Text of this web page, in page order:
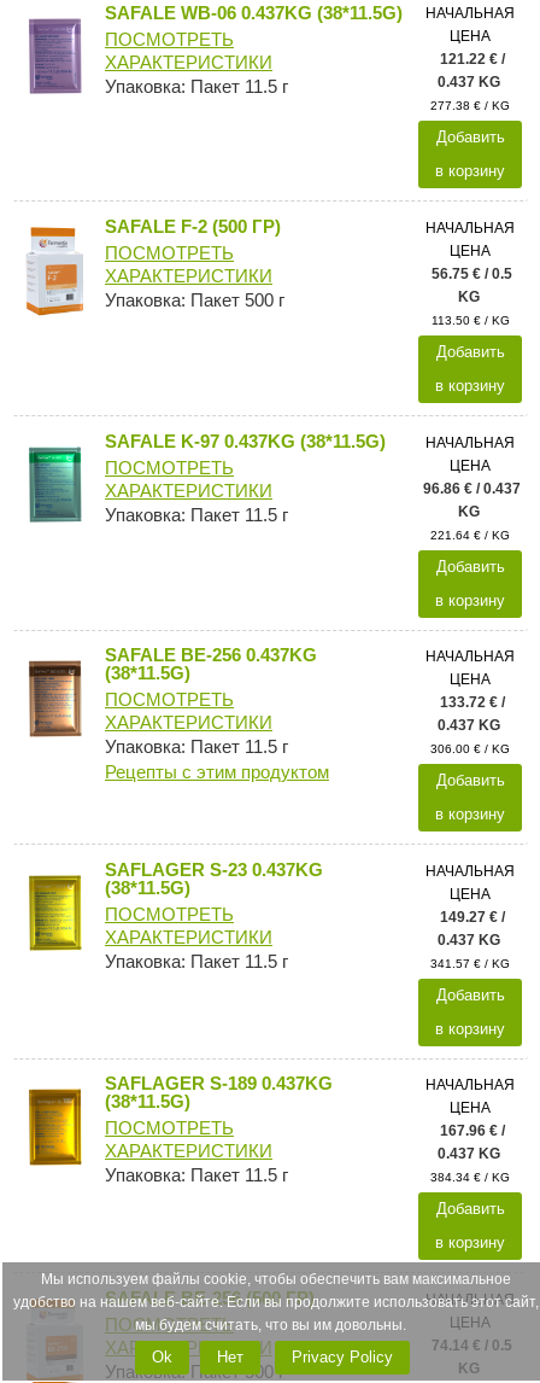
SAFALE WB-06 0.437KG (38*11.5G)
ПОСМОТРЕТЬ
ХАРАКТЕРИСТИКИ
Упаковка: Пакет 11.5 г
НАЧАЛЬНАЯ
ЦЕНА
121.22 € /
0.437 KG
277.38 € / KG
Добавить
в корзину
SAFALE F-2 (500 ГР)
ПОСМОТРЕТЬ
ХАРАКТЕРИСТИКИ
Упаковка: Пакет 500 г
НАЧАЛЬНАЯ
ЦЕНА
56.75 € / 0.5
KG
113.50 € / KG
Добавить
в корзину
SAFALE K-97 0.437KG (38*11.5G)
ПОСМОТРЕТЬ
ХАРАКТЕРИСТИКИ
Упаковка: Пакет 11.5 г
НАЧАЛЬНАЯ
ЦЕНА
96.86 € / 0.437
KG
221.64 € / KG
Добавить
в корзину
SAFALE BE-256 0.437KG
(38*11.5G)
ПОСМОТРЕТЬ
ХАРАКТЕРИСТИКИ
Упаковка: Пакет 11.5 г
Рецепты с этим продуктом
НАЧАЛЬНАЯ
ЦЕНА
133.72 € /
0.437 KG
306.00 € / KG
Добавить
в корзину
SAFLAGER S-23 0.437KG
(38*11.5G)
ПОСМОТРЕТЬ
ХАРАКТЕРИСТИКИ
Упаковка: Пакет 11.5 г
НАЧАЛЬНАЯ
ЦЕНА
149.27 € /
0.437 KG
341.57 € / KG
Добавить
в корзину
SAFLAGER S-189 0.437KG
(38*11.5G)
ПОСМОТРЕТЬ
ХАРАКТЕРИСТИКИ
Упаковка: Пакет 11.5 г
НАЧАЛЬНАЯ
ЦЕНА
167.96 € /
0.437 KG
384.34 € / KG
Добавить
в корзину
SAFALE BE-256 (500 ГР)
ПОСМОТРЕТЬ
ХАРАКТЕРИСТИКИ
Упаковка: Пакет 500 г
НАЧАЛЬНАЯ
ЦЕНА
74.14 € / 0.5
KG
Мы используем файлы cookie, чтобы обеспечить вам максимальное
удобство на нашем веб-сайте. Если вы продолжите использовать этот сайт,
мы будем считать, что вы им довольны.
Ok Нет Privacy Policy